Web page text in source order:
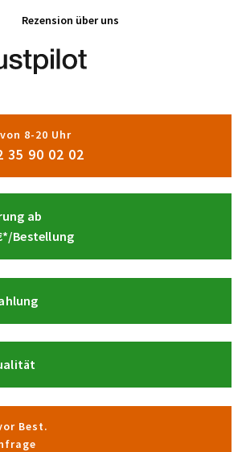
Rezension über uns
8-20 Uhr
35 90 02 02
ab
Bestellung
Best.